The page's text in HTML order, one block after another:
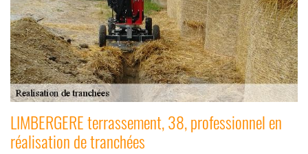
LIMBERGERE terrassement, 38, professionnel en
réalisation de tranchées